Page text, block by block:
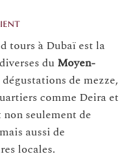
tours à Dubaï est la
du Moyen-
de mezze,
comme Deira et
seulement de
aussi de
locales.